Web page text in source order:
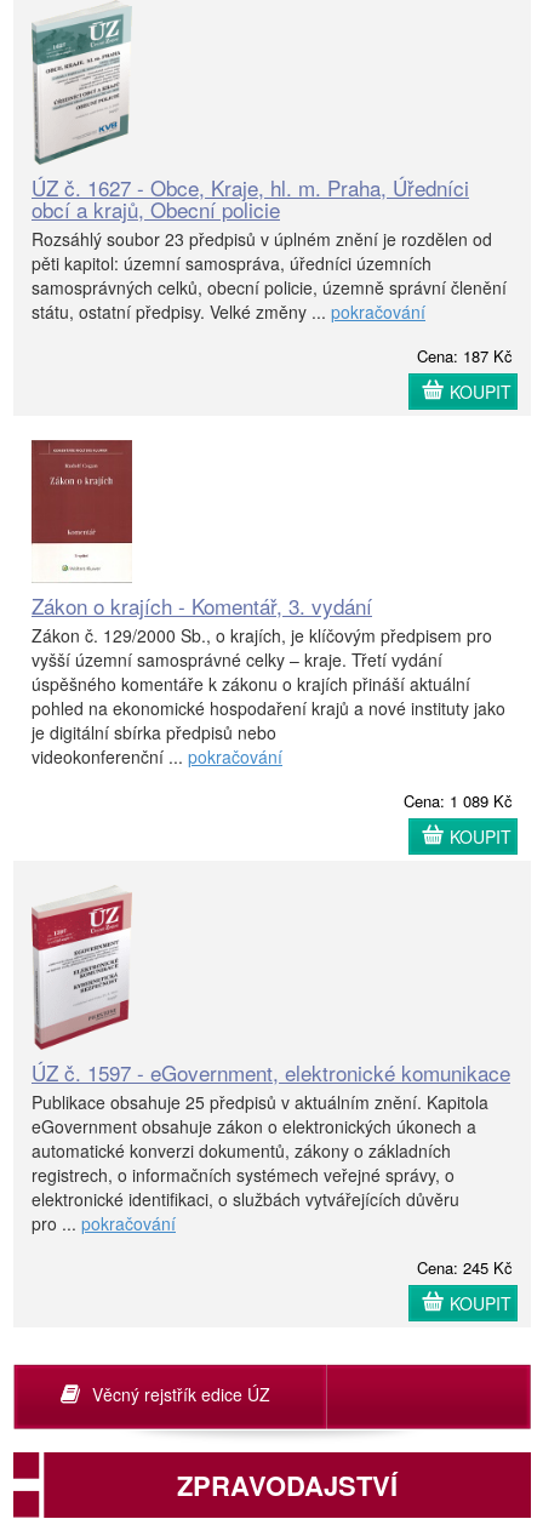
ÚZ č. 1627 - Obce, Kraje, hl. m. Praha, Úředníci
obcí a krajů, Obecní policie
Rozsáhlý soubor 23 předpisů v úplném znění je rozdělen od
pěti kapitol: územní samospráva, úředníci územních
samosprávných celků, obecní policie, územně správní členění
státu, ostatní předpisy. Velké změny ... pokračování
Cena: 187 Kč
KOUPIT
Zákon o krajích - Komentář, 3. vydání
Zákon č. 129/2000 Sb., o krajích, je klíčovým předpisem pro
vyšší územní samosprávné celky – kraje. Třetí vydání
úspěšného komentáře k zákonu o krajích přináší aktuální
pohled na ekonomické hospodaření krajů a nové instituty jako
je digitální sbírka předpisů nebo
videokonferenční ... pokračování
Cena: 1 089 Kč
KOUPIT
ÚZ č. 1597 - eGovernment, elektronické komunikace
Publikace obsahuje 25 předpisů v aktuálním znění. Kapitola
eGovernment obsahuje zákon o elektronických úkonech a
automatické konverzi dokumentů, zákony o základních
registrech, o informačních systémech veřejné správy, o
elektronické identifikaci, o službách vytvářejících důvěru
pro ... pokračování
Cena: 245 Kč
KOUPIT
Věcný rejstřík edice ÚZ
ZPRAVODAJSTVÍ